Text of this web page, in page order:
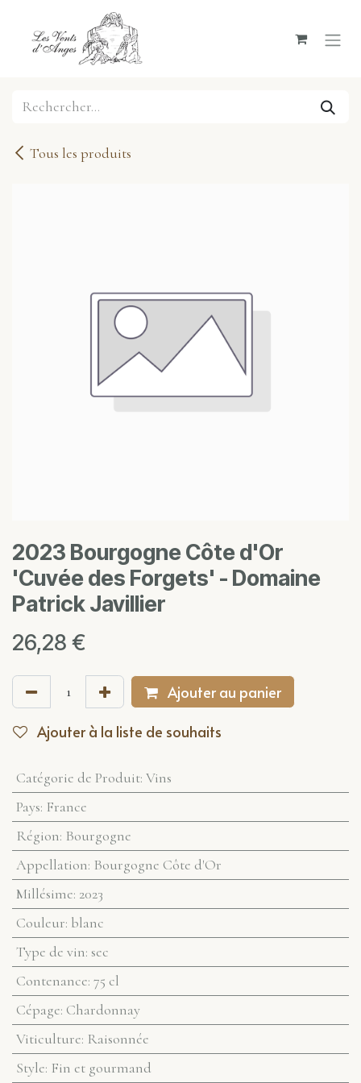
Se rendre au contenu
Tous les produits
2023 Bourgogne Côte d'Or
'Cuvée des Forgets' - Domaine
Patrick Javillier
26,28 €
Ajouter au panier
Ajouter à la liste de souhaits
Catégorie de Produit: Vins
Pays: France
Région: Bourgogne
Appellation: Bourgogne Côte d'Or
Millésime: 2023
Couleur: blanc
Type de vin: sec
Contenance: 75 cl
Cépage: Chardonnay
Viticulture: Raisonnée
Style: Fin et gourmand